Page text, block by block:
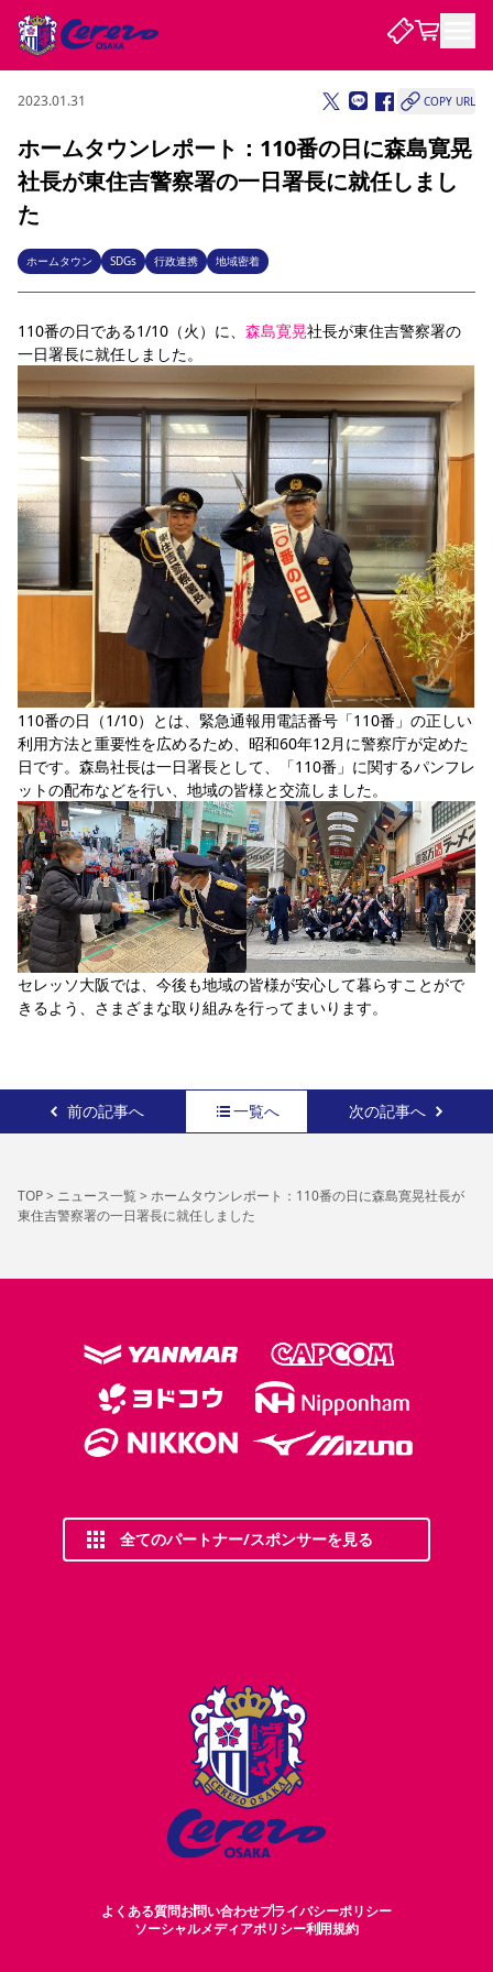
試合・チーム
試合について
試合日程 / 結果
チームについて
アカデミー
ハナサカプレーヤー 歴代所属選手
観戦する
チケット
チケット情報 販売スケジュール 価格・席種 購入方法
特定興行入場券 譲渡サービス リセールサービス
初めて観戦ガイド キッズ向けサービス グルメ マッチデープログラム
観戦マナー&ルール ビジターサポーター観戦ガイド 公式アプリ
スタジアム
YANMAR HANASAKA STADIUM
DAZNで観戦
DAZNで観戦
アウェイツアー
よくある質問
よくある質問
クラブを知る
セレッソ大阪について
サポートする
パートナー企業募集中 セレッソ大阪VISAカード
サポートスタッフ
セレッソアイデアちょうだいな 応援商店街
Lise（ライセンスビジネス）
サステナビリティ
サステナビリティポリシー SDGsのゴール インパクトレポート
活動レポート SPORT POSITIVE LEAGUES 取り組み実績
スポーツクラブ
関連団体/施設
長居公園 セレッソフットサルパーク セレッソフットサルパーク長居
セレッソスポーツパーク舞洲
YANMAR HANASAKA STADIUM
セレッソ大阪アカデミー 子供のサッカースクール
大人のサッカースクール
その他スポーツクラブ
ファンクラブ
ファンクラブ
SAKURA SOCIO SAKURA POINT Program 招待券引換方法 先行入場
まいセレチケット 会員規定 婚姻届・出生届・命名書
ニュース
ニュース
すべて チーム グッズ チケット イベント ファンクラブ
ホームタウン
パートナー スポーツクラブ メディア 30周年
レディース
アカデミー
2023.01.31 COPY URL
ホームタウンレポート：110番の日に森島寛晃
社長が東住吉警察署の一日署長に就任しまし
た
ホームタウン SDGs 行政連携 地域密着
110番の日である1/10（火）に、 森島寛晃社長が東住吉警察署の
一日署長に就任しました。
110番の日（1/10）とは、緊急通報用電話番号「110番」の正しい
利用方法と重要性を広めるため、昭和60年12月に警察庁が定めた
日です。森島社長は一日署長として、「110番」に関するパンフレ
ットの配布などを行い、地域の皆様と交流しました。
セレッソ大阪では、今後も地域の皆様が安心して暮らすことがで
きるよう、さまざまな取り組みを行ってまいります。
前の記事へ 一覧へ 次の記事へ
TOP> ニュース一覧> ホームタウンレポート：110番の日に森島寛晃社長が
東住吉警察署の一日署長に就任しました
全てのパートナー/スポンサーを見る
よくある質問お問い合わせプライバシーポリシー
ソーシャルメディアポリシー利用規約